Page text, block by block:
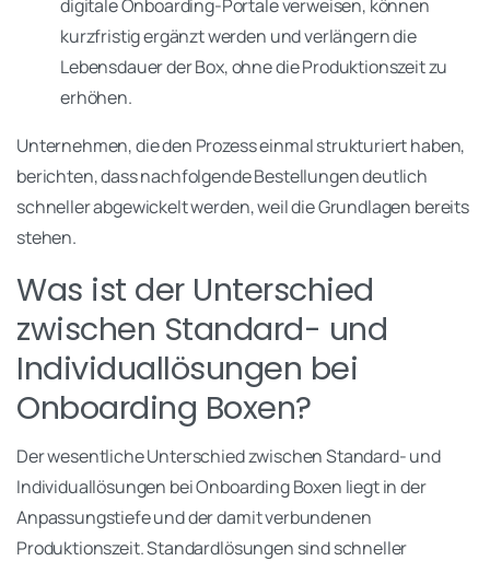
digitale Onboarding-Portale verweisen, können
kurzfristig ergänzt werden und verlängern die
Lebensdauer der Box, ohne die Produktionszeit zu
erhöhen.
Unternehmen, die den Prozess einmal strukturiert haben,
berichten, dass nachfolgende Bestellungen deutlich
schneller abgewickelt werden, weil die Grundlagen bereits
stehen.
Was ist der Unterschied
zwischen Standard- und
Individuallösungen bei
Onboarding Boxen?
Der wesentliche Unterschied zwischen Standard- und
Individuallösungen bei Onboarding Boxen liegt in der
Anpassungstiefe und der damit verbundenen
Produktionszeit. Standardlösungen sind schneller